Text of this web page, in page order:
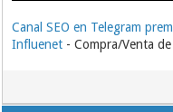
Canal SEO en Telegram
Influenet - Compra/Venta